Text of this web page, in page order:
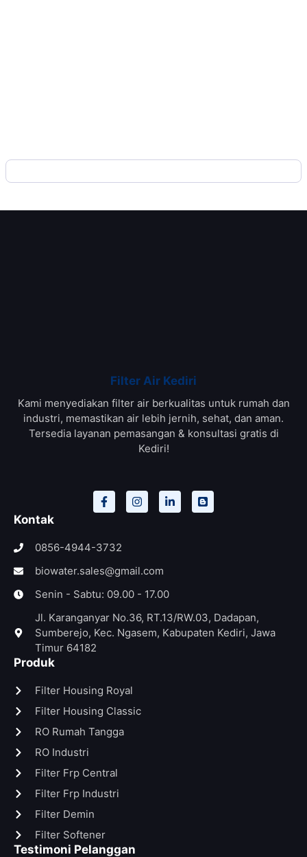
Filter Air Kediri
Kami menyediakan filter air berkualitas untuk rumah dan
industri, memastikan air lebih jernih, sehat, dan aman.
Tersedia layanan pemasangan & konsultasi gratis di
Kediri!
Kontak
0856-4944-3732
biowater.sales@gmail.com
Senin - Sabtu: 09.00 - 17.00
Jl. Karanganyar No.36, RT.13/RW.03, Dadapan,
Sumberejo, Kec. Ngasem, Kabupaten Kediri, Jawa
Timur 64182
Produk
Filter Housing Royal
Filter Housing Classic
RO Rumah Tangga
RO Industri
⁠Filter Frp Central
Filter Frp Industri
⁠Filter Demin
Filter Softener
Testimoni Pelanggan